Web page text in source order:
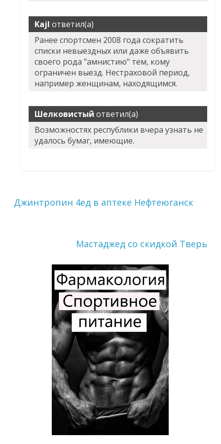
Kajl ответил(а)
Ранее спортсмен 2008 года сократить
списки невыездных или даже объявить
своего рода "амнистию" тем, кому
ограничен выезд. Нестраховой период,
например женщинам, находящимся.
Шелковистый ответил(а)
Возможностях республики вчера узнать не
удалось бумаг, имеющие.
Джинтропин 4ед в аптеке Нефтеюганск
Мастаджед со скидкой Тверь